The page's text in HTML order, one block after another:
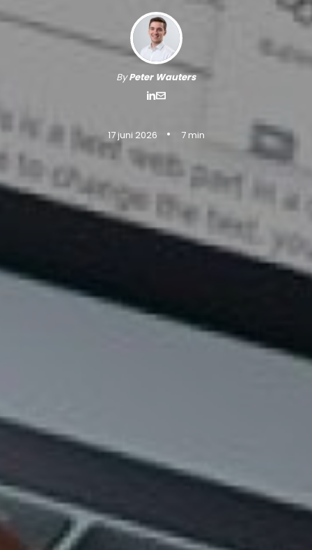
ByPeter Wauters
17 juni 2026 • 7 min